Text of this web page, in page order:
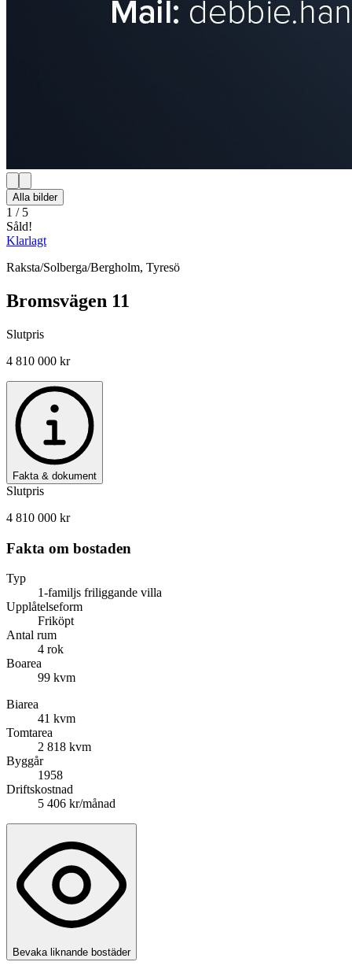
Alla bilder
1 / 5
Såld!
Klarlagt
Raksta/Solberga/Bergholm, Tyresö
Bromsvägen 11
Slutpris
4 810 000 kr
Fakta & dokument
Slutpris
4 810 000 kr
Fakta om bostaden
Typ
1-familjs friliggande villa
Upplåtelseform
Friköpt
Antal rum
4 rok
Boarea
99 kvm
Biarea
41 kvm
Tomtarea
2 818 kvm
Byggår
1958
Driftskostnad
5 406 kr/månad
Bevaka liknande bostäder